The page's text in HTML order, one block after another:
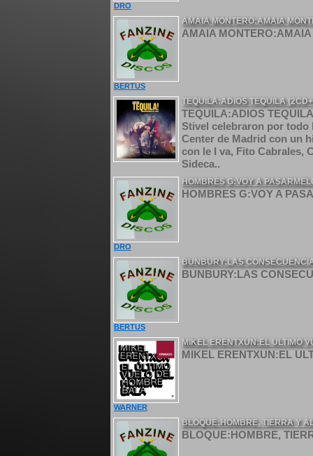
DRO
AMAIA MONTERO:AMAIA
AMAIA
BERTUS
TEQUILA:ADIOS TEQUILA
TEQUILA:ADIOS
Stivel celebraron por todo
Center de Madrid con un
con le I va, Fito Cabrales,
Sideca..
HOMBRES G:VOY A
HOMBRES G:VOY A
DRO
BUNBURY:LAS
BUNBURY:LAS
BERTUS
MIKEL ERENTXUN:EL ULTIMO
MIKEL ERENTXUN:EL
WARNER
BLOQUE:HOMBRE, TIERRA Y
BLOQUE:HOMBRE,